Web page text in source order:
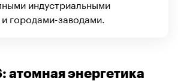
индустриальными
городами-заводами.
энергетика